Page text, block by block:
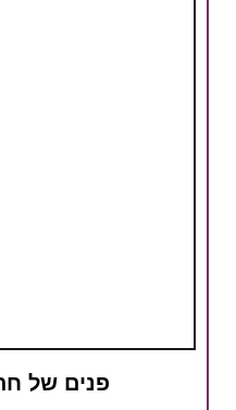
פנים של